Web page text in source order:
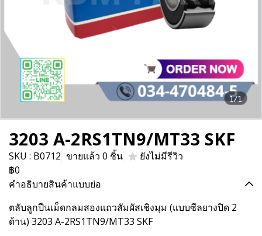
1/1
3203 A-2RS1TN9/MT33 SKF
SKU : B0712 ขายแล้ว 0 ชิ้น
ยังไม่มีรีวิว
฿0
คำอธิบายสินค้าแบบย่อ
ตลับลูกปืนเม็ดกลมสองแถวสัมผัสเชิงมุม (แบบซีลยางปิด 2
ด้าน) 3203 A-2RS1TN9/MT33 SKF